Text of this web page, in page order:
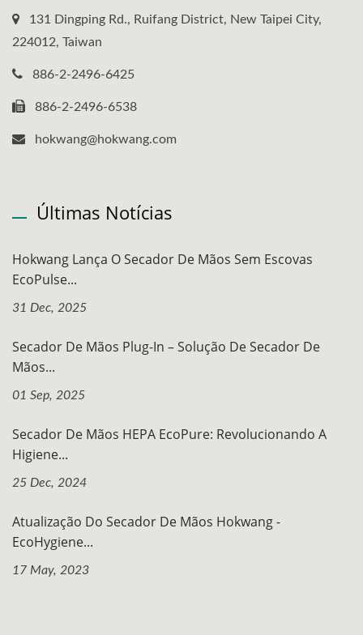
131 Dingping Rd., Ruifang District, New Taipei City,
224012, Taiwan
886-2-2496-6425
886-2-2496-6538
hokwang@hokwang.com
Últimas Notícias
Hokwang Lança O Secador De Mãos Sem Escovas
EcoPulse...
31 Dec, 2025
Secador De Mãos Plug-In – Solução De Secador De
Mãos...
01 Sep, 2025
Secador De Mãos HEPA EcoPure: Revolucionando A
Higiene...
25 Dec, 2024
Atualização Do Secador De Mãos Hokwang -
EcoHygiene...
17 May, 2023